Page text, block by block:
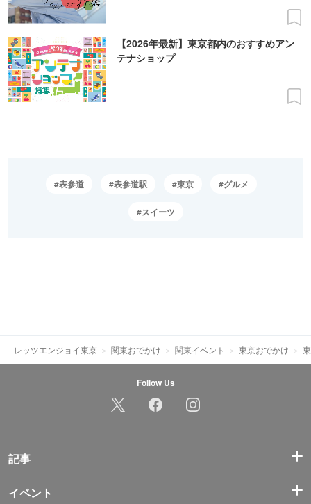
【2026年最新】東京都内のおすすめアン
テナショップ
表参道 表参道駅 東京 グルメ
スイーツ
レッツエンジョイ東京 関東おでかけ 関東イベント 東京おでかけ
Follow Us
記事
イベント